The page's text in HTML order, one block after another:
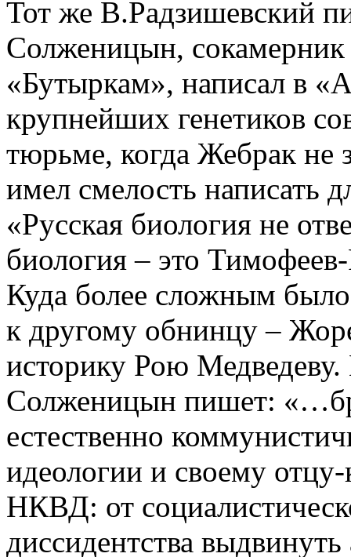
Тот же В.Радзишевский
Солженицын, сокамерник
«Бутыркам», написал в
крупнейших генетиков
тюрьме, когда Жебрак не
имел смелость написать
«Русская биология не
биология – это
Куда более сложным
к другому обнинцу –
историку Рою
Солженицын пишет:
естественно
идеологии и своему
НКВД: от
диссидентства